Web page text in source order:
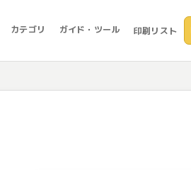
カテゴリ ガイド・ツール 印刷リスト